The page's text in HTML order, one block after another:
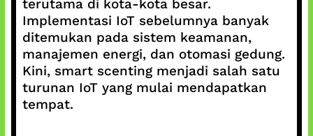
terutama di kota-kota besar.
Implementasi IoT sebelumnya banyak
ditemukan pada sistem keamanan,
manajemen energi, dan otomasi gedung.
Kini, smart scenting menjadi salah satu
turunan IoT yang mulai mendapatkan
tempat.